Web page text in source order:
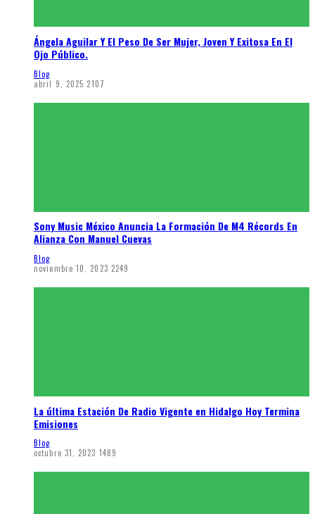
Ángela Aguilar Y El Peso De Ser Mujer, Joven Y Exitosa En El
Ojo Público.
Blog
abril 9, 2025 2107
Sony Music México Anuncia La Formación De M4 Récords En
Alianza Con Manuel Cuevas
Blog
noviembre 10, 2023 2249
La última Estación De Radio Vigente en Hidalgo Hoy Termina
Emisiones
Blog
octubre 31, 2023 1489